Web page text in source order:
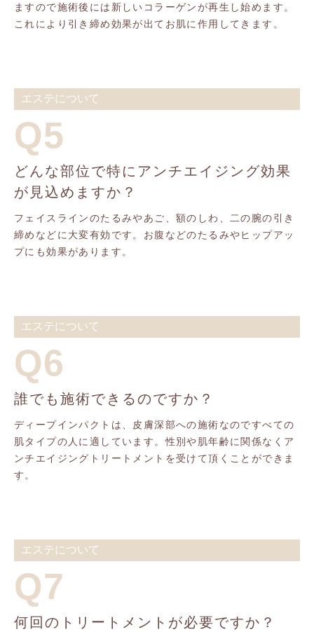
ますので施術後には新しいコラーゲンが再生し始めます。
これにより引き締め効果が出てお肌に作用してきます。
エステについて
Q5
どんな部位で特にアンチエイジング効果
が見込めますか？
フェイスラインのたるみやあご、額のしわ、二の腕の引き
締めなどに大変有効です。お腹などのたるみやヒップアッ
プにも効果があります。
エステについて
Q6
誰でも施術できるのですか？
ディープインパクトは、皮膚深部への施術なのですべての
肌タイプの人に適しています。性別や肌年齢に関係なくア
ンチエイジングトリートメントを受けて頂くことができま
す。
エステについて
Q7
何回のトリートメントが必要ですか？